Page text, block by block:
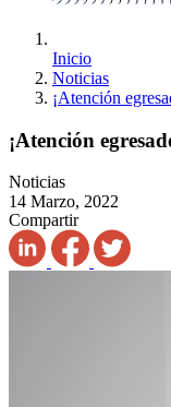
Inicio
Noticias
¡Atención
¡Atención
Noticias
14 Marzo, 2022
Compartir